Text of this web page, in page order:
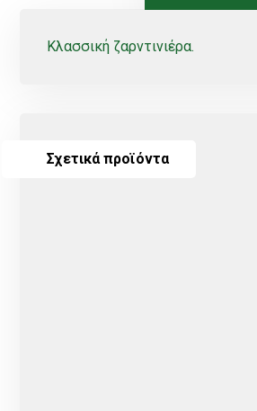
Κλασσική ζαρντινιέρα.
Σχετικά προϊόντα